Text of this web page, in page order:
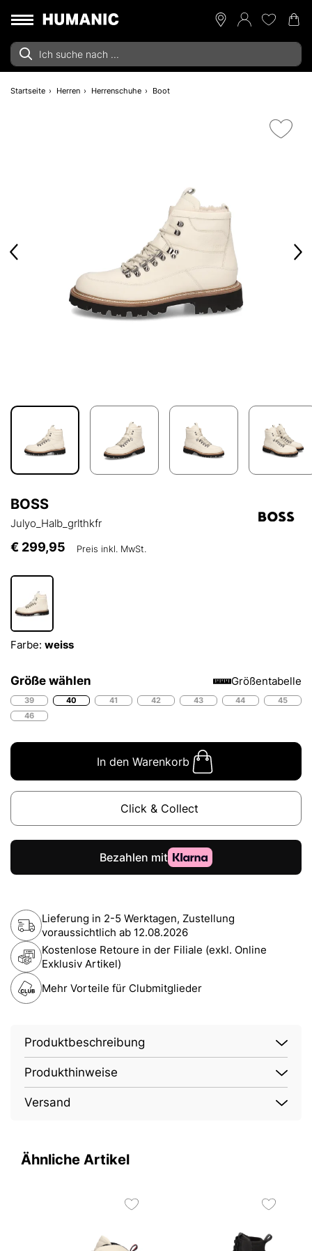
Startseite Herren Herrenschuhe Boot
BOSS
Julyo_Halb_grlthkfr
€ 299,95 Preis inkl. MwSt.
Farbe: weiss
Größe wählen Größentabelle
39 40 41 42 43 44
45
46
In den Warenkorb
Click & Collect
Lieferung in 2-5 Werktagen, Zustellung
voraussichtlich ab 12.08.2026
Kostenlose Retoure in der Filiale (exkl. Online
Exklusiv Artikel)
Mehr Vorteile für Clubmitglieder
Produktbeschreibung
Produkthinweise
Versand
Ähnliche Artikel